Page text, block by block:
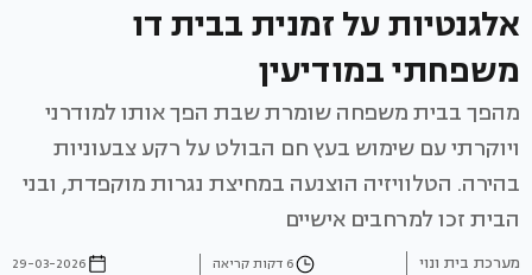
אלגנטיות על זמנית בבית דו
משפחתי במודיעין
מהפך בבית משפחה שומרת שבת הפך אותו למודרני
ויוקרתי עם שימוש בעץ חם הבולט על רקע צבעוניות
בהירה. הטלוויזיה הוצנעה במחיצת נגרות מוקפדת, ובני
הבית זכו למרחבים אישיים
מערכת בית ונוי 6 דקות קריאה 29-03-2026